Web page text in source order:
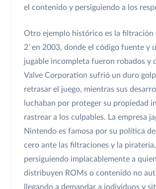
el contenido y persiguiendo a los
Otro ejemplo histórico es la filtración
2’ en 2003, donde el código fuente y
jugable incompleta fueron robados y
Valve Corporation sufrió un duro
retrasar el juego, mientras sus
luchaban por proteger su propiedad
rastrear a los culpables. La empresa
Nintendo es famosa por su política
cero ante las filtraciones y la piratería,
persiguiendo implacablemente a
distribuyen ROMs o contenido no
llegando a demandar a individuos y